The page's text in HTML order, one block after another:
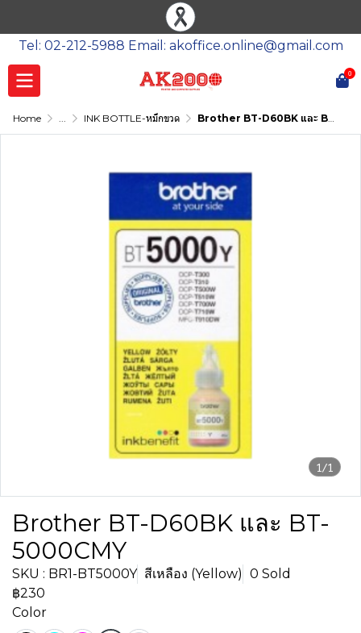
Tel: 02-212-5988 Email: akoffice.online@gmail.com
0
Home ... INK BOTTLE-หมึกขวด Brother BT-D60BK และ BT-5000CMY
1/1
Brother BT-D60BK และ BT-
5000CMY
SKU : BR1-BT5000Y สีเหลือง (Yellow) 0 Sold
฿230
Color